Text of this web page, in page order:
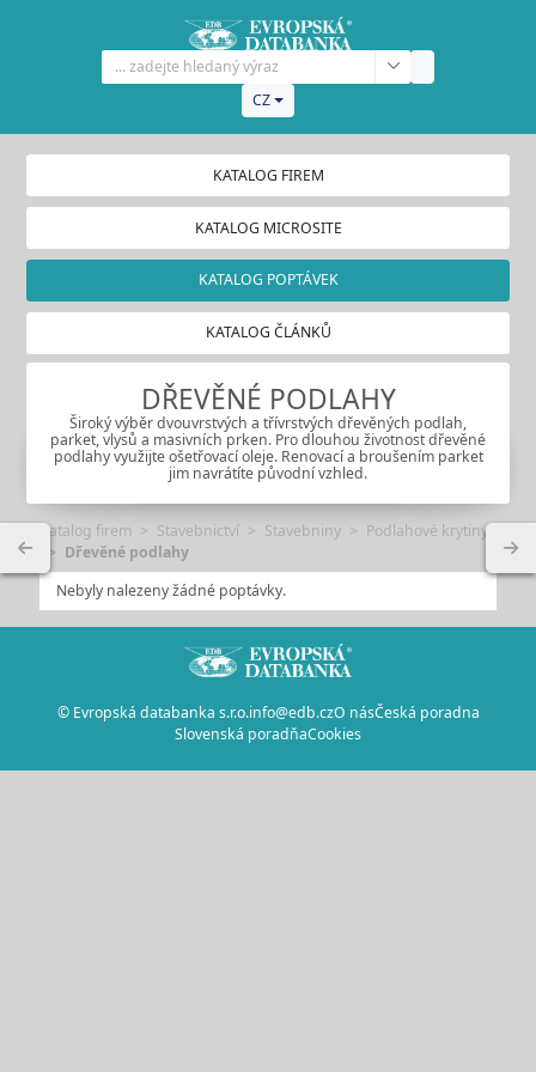
CZ
KATALOG FIREM
KATALOG MICROSITE
KATALOG POPTÁVEK
KATALOG ČLÁNKŮ
DŘEVĚNÉ PODLAHY
Široký výběr dvouvrstvých a třívrstvých dřevěných podlah,
parket, vlysů a masivních prken. Pro dlouhou životnost dřevěné
podlahy využijte ošetřovací oleje. Renovací a broušením parket
jim navrátíte původní vzhled.
Katalog firem Stavebnictví Stavebniny
Podlahové krytiny
Dřevěné podlahy
Nebyly nalezeny žádné poptávky.
© Evropská databanka s.r.o.info@edb.czO násČeská poradna
Slovenská poradňaCookies